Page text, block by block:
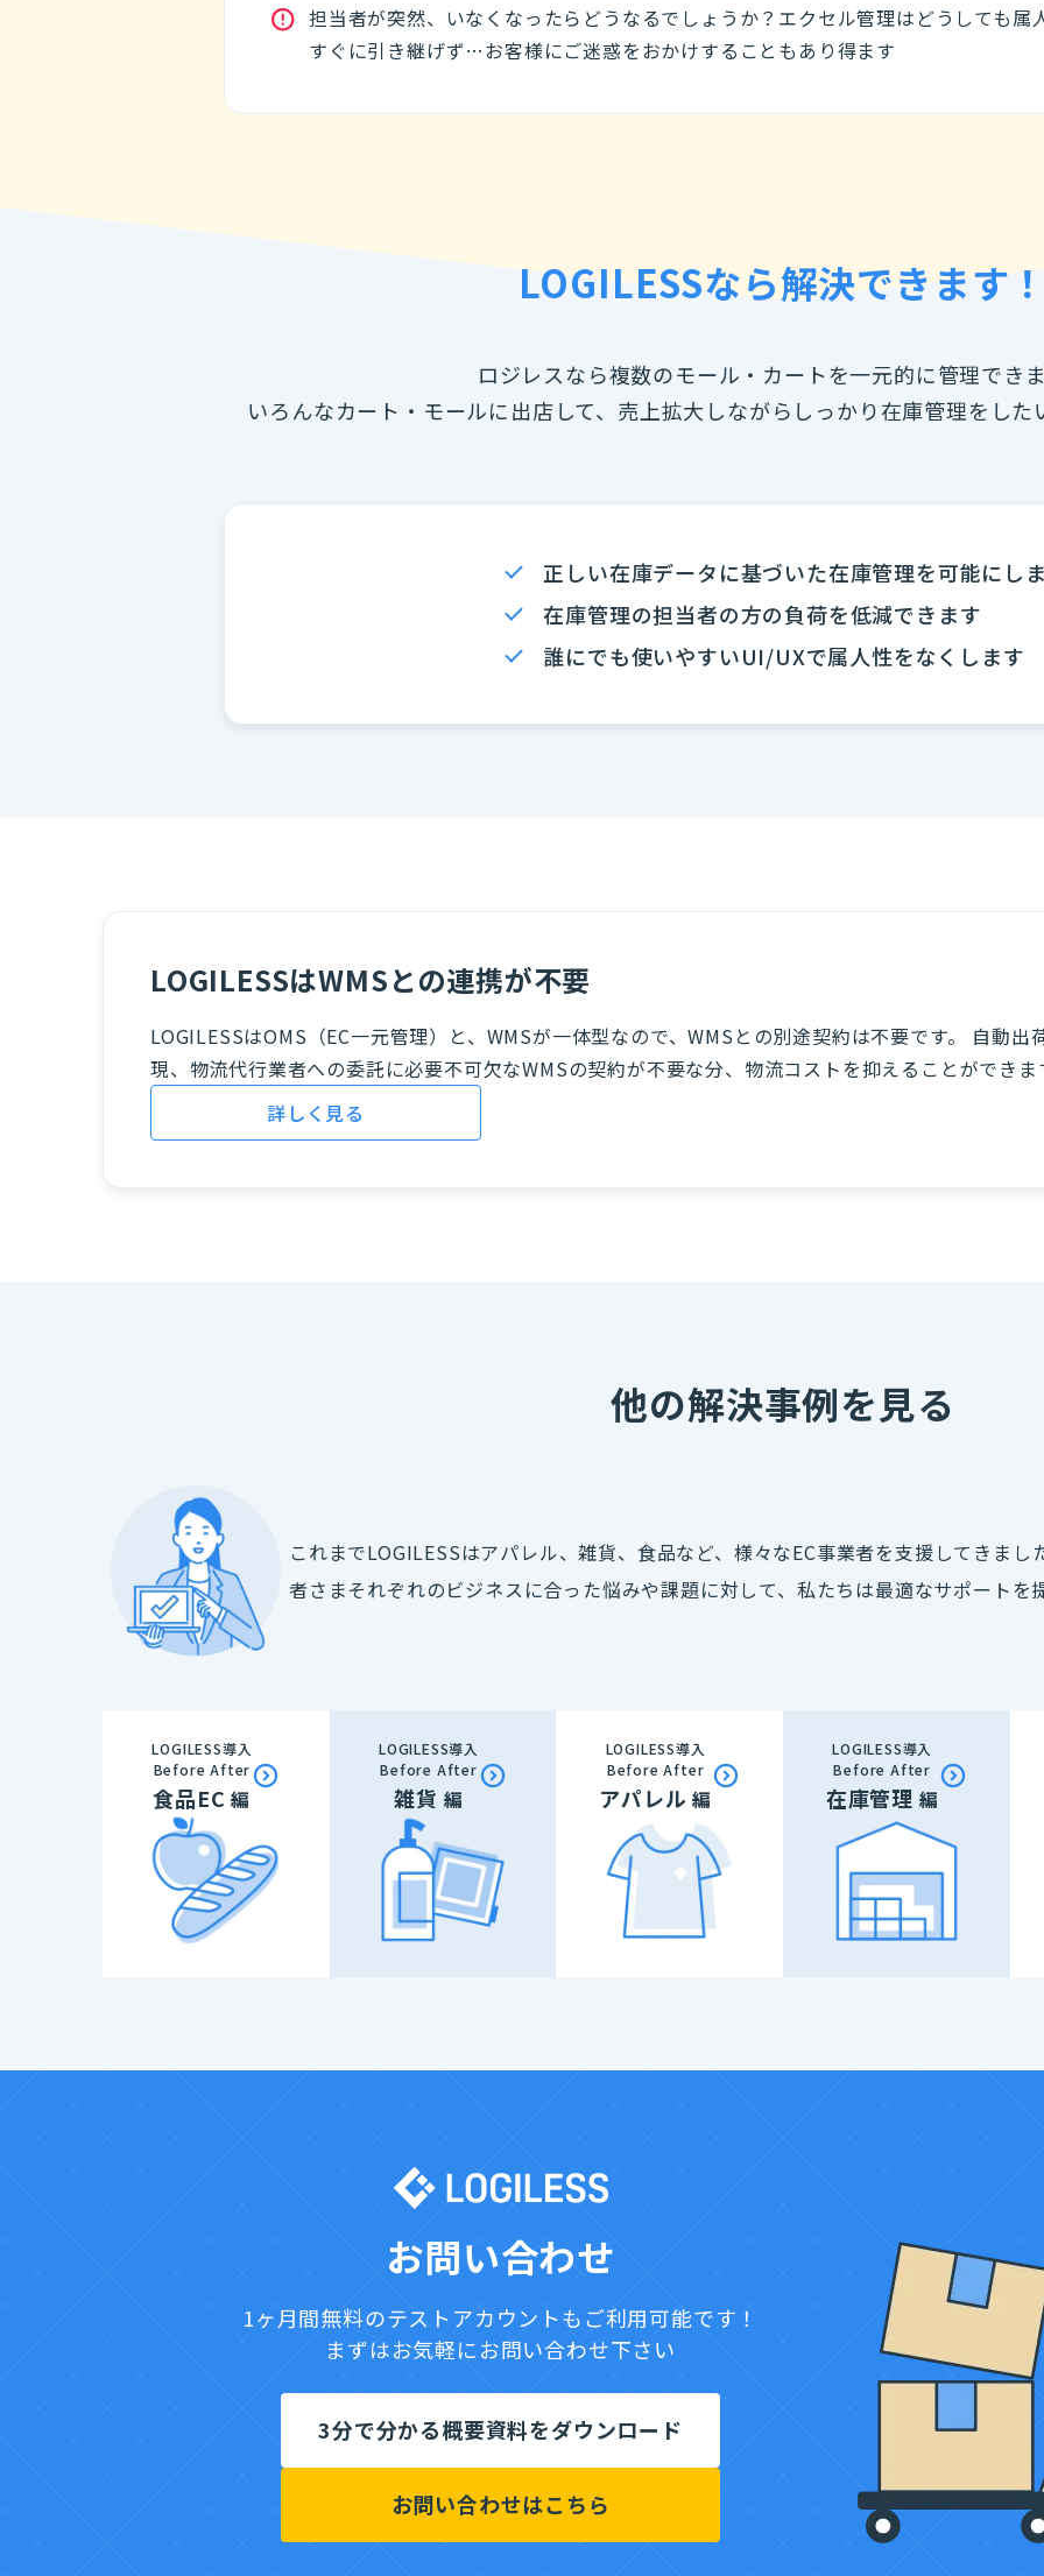
担当者が突然、いなくなったらどうなるでしょうか？エクセル管理はどうしても属
すぐに引き継げず…お客様にご迷惑をおかけすることもあり得ます
LOGILESSなら解決できます
ロジレスなら複数のモール・カートを一元的に管理でき
いろんなカート・モールに出店して、売上拡大しながらしっかり在庫管理をし
正しい在庫データに基づいた在庫管理を可能にし
在庫管理の担当者の方の負荷を低減できます
誰にでも使いやすいUI/UXで属人性をなくします
LOGILESSはWMSとの連携が不要
LOGILESSはOMS（EC一元管理）と、WMSが一体型なので、WMSとの別途契約は不要です。 自動出
現、物流代行業者への委託に必要不可欠なWMSの契約が不要な分、物流コストを抑えることができま
詳しく見る
他の解決事例を見る
これまでLOGILESSはアパレル、雑貨、食品など、様々なEC事業者を支援してきま
者さまそれぞれのビジネスに合った悩みや課題に対して、私たちは最適なサポートを
LOGILESS導入
Before After
食品EC編
LOGILESS導入
Before After
雑貨 編
LOGILESS導入
Before After
アパレル編
LOGILESS導入
Before After
在庫管理 編
お問い合わせ
1ヶ月間無料のテストアカウントもご利用可能です！
まずはお気軽にお問い合わせ下さい
3分で分かる概要資料をダウンロード
お問い合わせはこちら